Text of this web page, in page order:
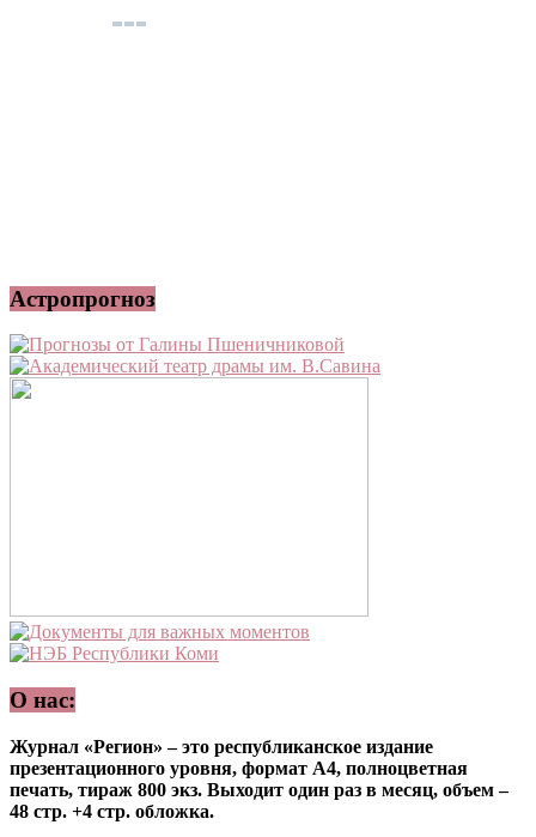
Астропрогноз
О нас:
Журнал «Регион» – это республиканское издание
презентационного уровня, формат А4, полноцветная
печать, тираж 800 экз. Выходит один раз в месяц, объем –
48 стр. +4 стр. обложка.